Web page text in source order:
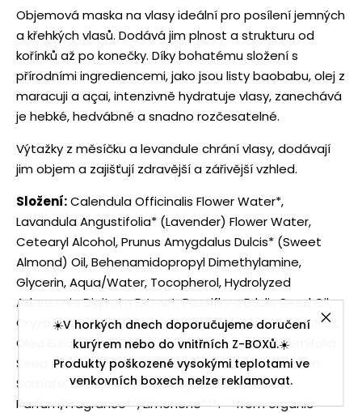
☀️V horkých dnech doporučujeme doručení
kurýrem nebo do vnitřních Z-BOXů.☀️
Produkty poškozené vysokými teplotami ve
venkovních boxech nelze reklamovat.
Objemová maska na vlasy ideální pro posílení jemných
a křehkých vlasů. Dodává jim plnost a strukturu od
kořínků až po konečky. Díky bohatému složení s
přírodními ingrediencemi, jako jsou listy baobabu, olej z
maracuji a açai, intenzivně hydratuje vlasy, zanechává
je hebké, hedvábné a snadno rozčesatelné.
Výtažky z měsíčku a levandule chrání vlasy, dodávají
jim objem a zajišťují zdravější a zářivější vzhled.
Složení:Calendula Officinalis Flower Water*,
Lavandula Angustifolia* (Lavender) Flower Water,
Cetearyl Alcohol, Prunus Amygdalus Dulcis* (Sweet
Almond) Oil, Behenamidopropyl Dimethylamine,
Glycerin, Aqua/Water, Tocopherol, Hydrolyzed
Adansonia Digitata Extract, Passiflora Edulis Seed Oil,
Oryza Sativa (Rice) Bran Oil, Euterpe Oleracea Fruit Oil,
Olea Europaea* (Olive) Fruit Oil, Macadamia Ternifolia
Seed Oil*, Citric Acid, Sodium Benzoate, Potassium
Sorbate, Benzyl Alcohol, Dehydroacetic Acid,
Parfum/Fragrance**, Limonene***. *from organic